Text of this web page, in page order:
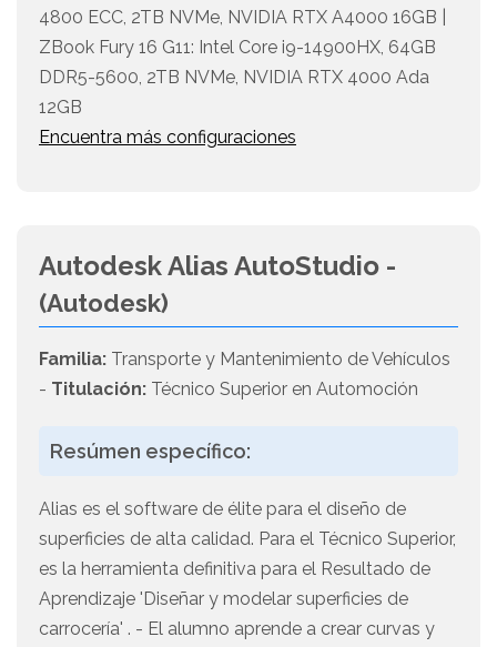
4800 ECC, 2TB NVMe, NVIDIA RTX A4000 16GB |
ZBook Fury 16 G11: Intel Core i9-14900HX, 64GB
DDR5-5600, 2TB NVMe, NVIDIA RTX 4000 Ada
12GB
Encuentra más configuraciones
Autodesk Alias AutoStudio -
(Autodesk)
Familia: Transporte y Mantenimiento de Vehículos
- Titulación: Técnico Superior en Automoción
Resúmen específico:
Alias es el software de élite para el diseño de
superficies de alta calidad. Para el Técnico Superior,
es la herramienta definitiva para el Resultado de
Aprendizaje 'Diseñar y modelar superficies de
carrocería' . - El alumno aprende a crear curvas y